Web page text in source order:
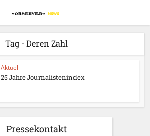
Tag - Deren Zahl
Aktuell
25 Jahre Journalistenindex
Pressekontakt